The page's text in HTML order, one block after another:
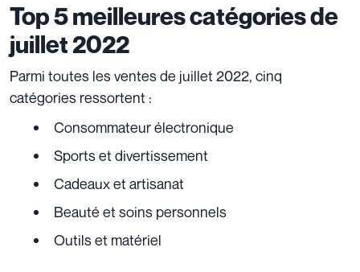
Top 5 meilleures catégories de
juillet 2022
Parmi toutes les ventes de juillet 2022, cinq
catégories ressortent :
Consommateur électronique
Sports et divertissement
Cadeaux et artisanat
Beauté et soins personnels
Outils et matériel